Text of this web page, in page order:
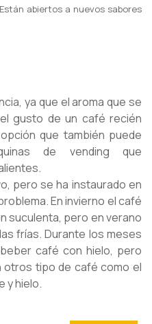
abiertos a nuevos sabores
ya que el aroma que se
gusto de un café recién
que también puede
de vending que
pero se ha instaurado en
En invierno el café
suculenta, pero en verano
frías. Durante los meses
café con hielo, pero
otros tipo de café como el
y hielo.